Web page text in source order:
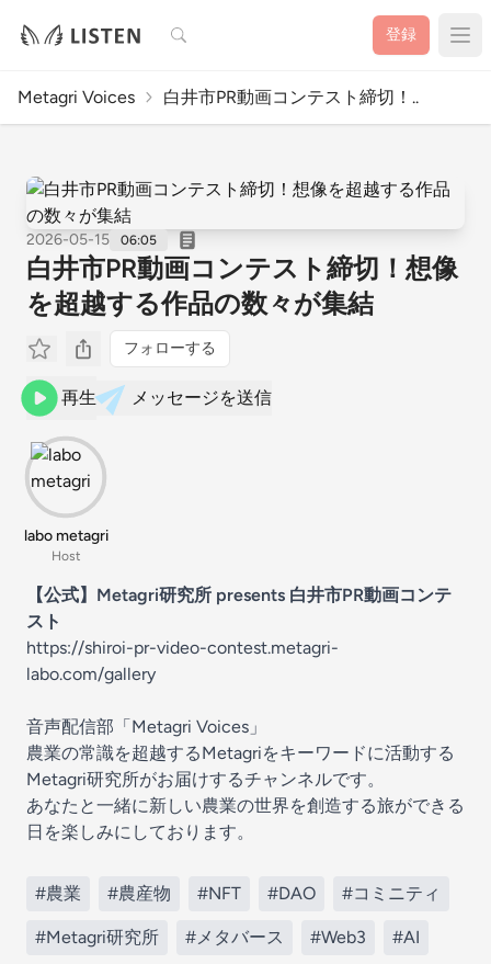
検索 登録
Metagri Voices 白井市PR動画コンテスト締切！..
2026-05-15 06:05
白井市PR動画コンテスト締切！想像
を超越する作品の数々が集結
フォローする
再生 メッセージを送信
labo metagri
Host
【公式】Metagri研究所 presents 白井市PR動画コンテ
スト
https://shiroi-pr-video-contest.metagri-
labo.com/gallery
音声配信部「Metagri Voices」
農業の常識を超越するMetagriをキーワードに活動する
Metagri研究所がお届けするチャンネルです。
あなたと一緒に新しい農業の世界を創造する旅ができる
日を楽しみにしております。
#農業 #農産物 #NFT #DAO #コミニティ
#Metagri研究所 #メタバース #Web3 #AI